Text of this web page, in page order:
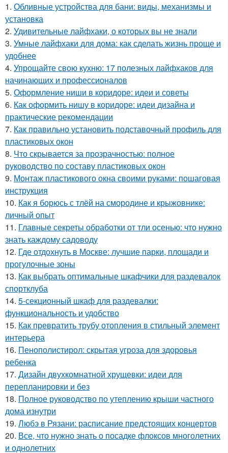
1. Обливные устройства для бани: виды, механизмы и
установка
2. Удивительные лайфхаки, о которых вы не знали
3. Умные лайфхаки для дома: как сделать жизнь проще и
удобнее
4. Упрощайте свою кухню: 17 полезных лайфхаков для
начинающих и профессионалов
5. Оформление ниши в коридоре: идеи и советы
6. Как оформить нишу в коридоре: идеи дизайна и
практические рекомендации
7. Как правильно установить подставочный профиль для
пластиковых окон
8. Что скрывается за прозрачностью: полное
руководство по составу пластиковых окон
9. Монтаж пластикового окна своими руками: пошаговая
инструкция
10. Как я борюсь с тлёй на смородине и крыжовнике:
личный опыт
11. Главные секреты обработки от тли осенью: что нужно
знать каждому садоводу
12. Где отдохнуть в Москве: лучшие парки, площади и
прогулочные зоны
13. Как выбрать оптимальные шкафчики для раздевалок
спортклуба
14. 5-секционный шкаф для раздевалки:
функциональность и удобство
15. Как превратить трубу отопления в стильный элемент
интерьера
16. Пенополистирол: скрытая угроза для здоровья
ребенка
17. Дизайн двухкомнатной хрущевки: идеи для
перепланировки и без
18. Полное руководство по утеплению крыши частного
дома изнутри
19. Любэ в Рязани: расписание предстоящих концертов
20. Все, что нужно знать о посадке флоксов многолетних
и однолетних